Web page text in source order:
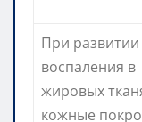
При развитии
воспаления в
жировых
кожные